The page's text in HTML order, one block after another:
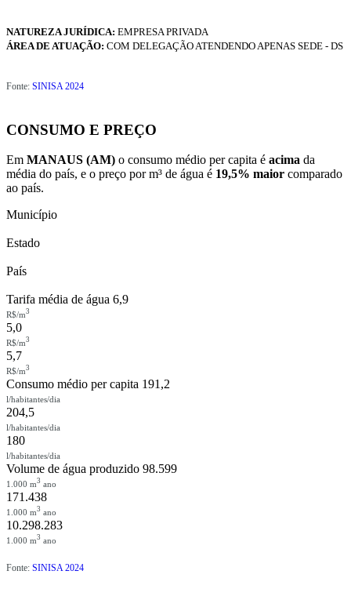
NATUREZA JURÍDICA: EMPRESA PRIVADA
ÁREA DE ATUAÇÃO: COM DELEGAÇÃO ATENDENDO APENAS SEDE - DS
Fonte: SINISA 2024
CONSUMO E PREÇO
Em MANAUS (AM) o consumo médio per capita é acima da
média do país, e o preço por m³ de água é 19,5% maior comparado
ao país.
Município
Estado
País
Tarifa média de água 6,9
R$/m3
5,0
R$/m3
5,7
R$/m3
Consumo médio per capita 191,2
l/habitantes/dia
204,5
l/habitantes/dia
180
l/habitantes/dia
Volume de água produzido 98.599
1.000 m3 ano
171.438
1.000 m3 ano
10.298.283
1.000 m3 ano
Fonte: SINISA 2024